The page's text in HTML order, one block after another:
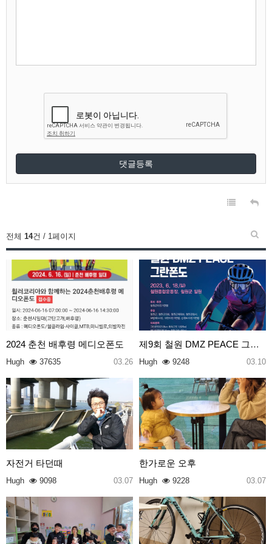
댓글등록
전체 14건 / 1페이지
2024 춘천 배후령 메디오폰도
Hugh 37635 03.26
제9회 철원 DMZ PEACE 그란폰도
Hugh 9248 03.10
자전거 타던때
Hugh 9098 03.07
한가로운 오후
Hugh 9228 03.07